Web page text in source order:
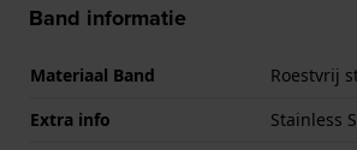
Band informatie
Materiaal Band
Roestvrij
Extra info
Stainless